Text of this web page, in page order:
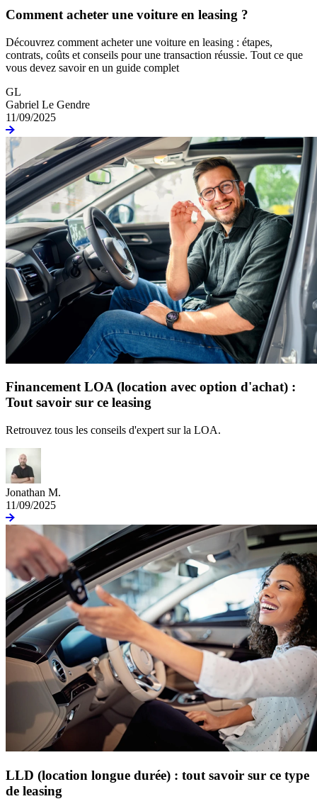
Comment acheter une voiture en leasing ?
Découvrez comment acheter une voiture en leasing : étapes,
contrats, coûts et conseils pour une transaction réussie. Tout ce que
vous devez savoir en un guide complet
GL
Gabriel Le Gendre
11/09/2025
Financement LOA (location avec option d'achat) :
Tout savoir sur ce leasing
Retrouvez tous les conseils d'expert sur la LOA.
Jonathan M.
11/09/2025
LLD (location longue durée) : tout savoir sur ce type
de leasing